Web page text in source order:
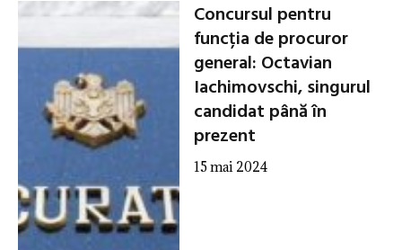
Concursul pentru
funcția de procuror
general: Octavian
Iachimovschi, singurul
candidat până în
prezent
15 mai 2024